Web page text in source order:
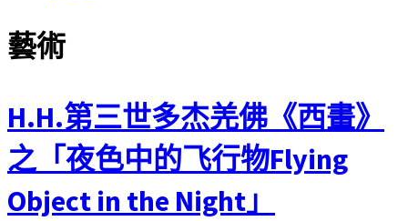
藝術
H.H.第三世多杰羌佛《西畫》
之「夜色中的飞行物Flying
Object in the Night」